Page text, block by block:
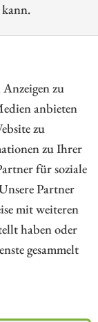
zu
anbieten
zu
zu Ihrer
für soziale
Partner
mit weiteren
haben oder
gesammelt
für
Kapitalmarkt